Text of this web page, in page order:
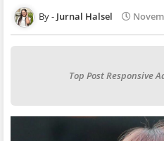
Jurnal Halsel
Top Post Responsive